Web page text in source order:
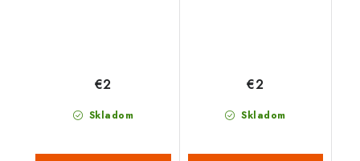
Skladom
€2
Skladom
€2